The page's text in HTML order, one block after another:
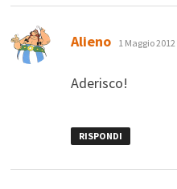
Alieno ha
detto:
1 Maggio
Aderisco!
RISPONDI